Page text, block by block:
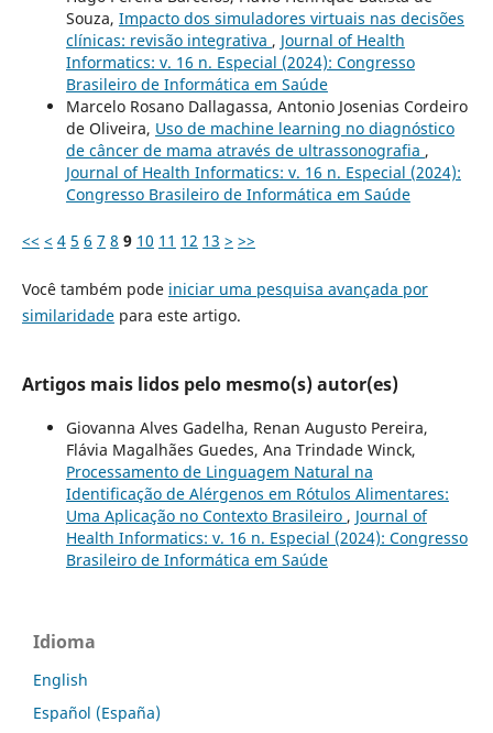
Souza, Impacto dos simuladores virtuais nas decisões
clínicas: revisão integrativa , Journal of Health
Informatics: v. 16 n. Especial (2024): Congresso
Brasileiro de Informática em Saúde
Marcelo Rosano Dallagassa, Antonio Josenias Cordeiro
de Oliveira, Uso de machine learning no diagnóstico
de câncer de mama através de ultrassonografia ,
Journal of Health Informatics: v. 16 n. Especial (2024):
Congresso Brasileiro de Informática em Saúde
<< < 4 5 6 7 8 9 10 11 12 13 > >>
Você também pode iniciar uma pesquisa avançada por
similaridadepara este artigo.
Artigos mais lidos pelo mesmo(s) autor(es)
Giovanna Alves Gadelha, Renan Augusto Pereira,
Flávia Magalhães Guedes, Ana Trindade Winck,
Processamento de Linguagem Natural na
Identificação de Alérgenos em Rótulos Alimentares:
Uma Aplicação no Contexto Brasileiro , Journal of
Health Informatics: v. 16 n. Especial (2024): Congresso
Brasileiro de Informática em Saúde
Idioma
English
Español (España)